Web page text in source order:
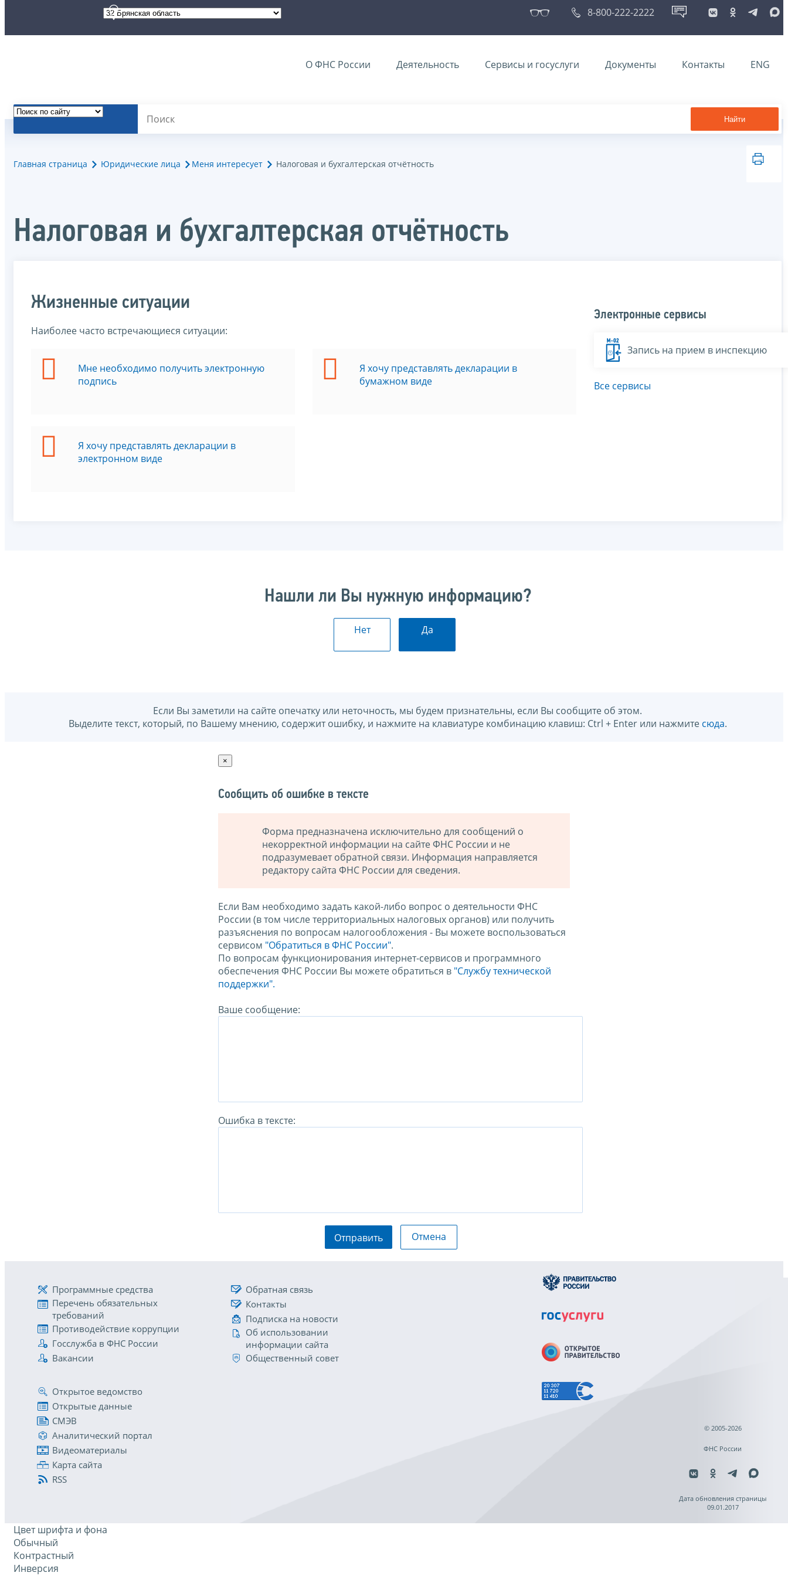
8-800-222-2222
О ФНС России Деятельность Сервисы и госуслуги Документы Контакты ENG
Найти
Главная страница Юридические лица Меня интересует Налоговая и бухгалтерская отчётность
Налоговая и бухгалтерская отчётность
Жизненные ситуации
Наиболее часто встречающиеся ситуации:
Мне необходимо получить электронную
подпись
Я хочу представлять декларации в
электронном виде
Я хочу представлять декларации в
бумажном виде
Электронные сервисы
Запись на прием в инспекцию
Все сервисы
Нашли ли Вы нужную информацию?
Нет Да
Если Вы заметили на сайте опечатку или неточность, мы будем признательны, если Вы сообщите об этом.
Выделите текст, который, по Вашему мнению, содержит ошибку, и нажмите на клавиатуре комбинацию клавиш: Ctrl + Enter или нажмите сюда.
×
Сообщить об ошибке в тексте
Форма предназначена исключительно для сообщений о
некорректной информации на сайте ФНС России и не
подразумевает обратной связи. Информация направляется
редактору сайта ФНС России для сведения.
Если Вам необходимо задать какой-либо вопрос о деятельности ФНС
России (в том числе территориальных налоговых органов) или получить
разъяснения по вопросам налогообложения - Вы можете воспользоваться
сервисом "Обратиться в ФНС России".
По вопросам функционирования интернет-сервисов и программного
обеспечения ФНС России Вы можете обратиться в "Службу технической
поддержки".
Ваше сообщение:
Ошибка в тексте:
Отправить Отмена
Программные средства
Перечень обязательных
требований
Противодействие коррупции
Госслужба в ФНС России
Вакансии
Обратная связь
Контакты
Подписка на новости
Об использовании
информации сайта
Общественный совет
Открытое ведомство
Открытые данные
СМЭВ
Аналитический портал
Видеоматериалы
Карта сайта
RSS
© 2005-2026
ФНС России
Дата обновления страницы
09.01.2017
Цвет шрифта и фона
Обычный
Контрастный
Инверсия